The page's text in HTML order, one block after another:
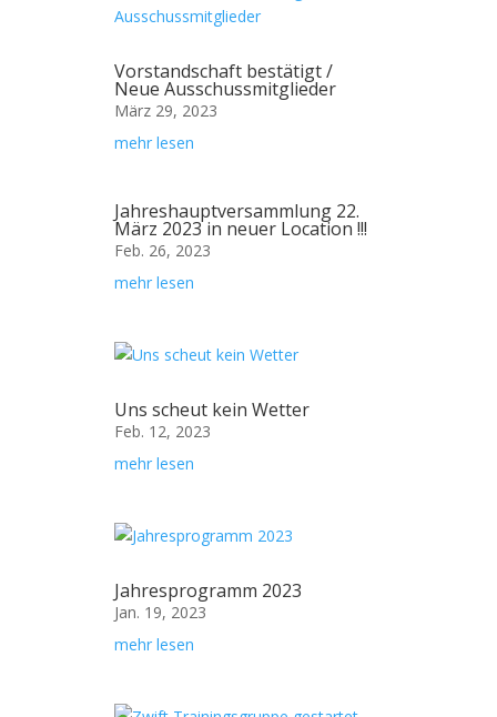
Vorstandschaft bestätigt /
Neue Ausschussmitglieder
März 29, 2023
mehr lesen
Jahreshauptversammlung 22.
März 2023 in neuer Location !!!
Feb. 26, 2023
mehr lesen
Uns scheut kein Wetter
Feb. 12, 2023
mehr lesen
Jahresprogramm 2023
Jan. 19, 2023
mehr lesen